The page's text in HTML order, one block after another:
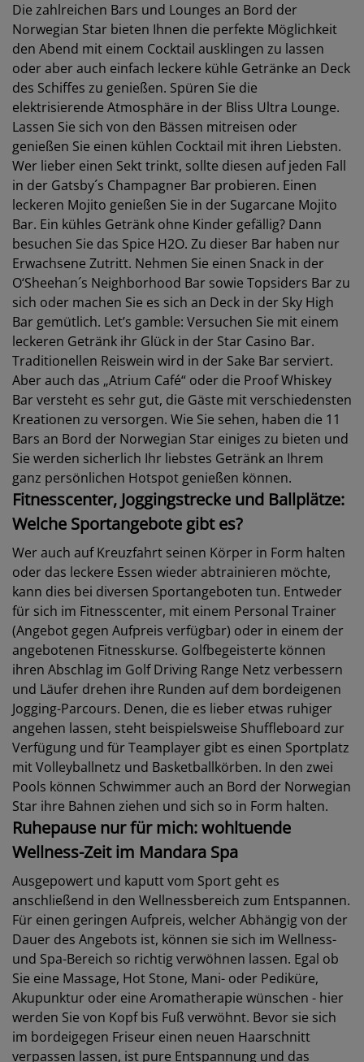
Die zahlreichen Bars und Lounges an Bord der
Norwegian Star bieten Ihnen die perfekte Möglichkeit
den Abend mit einem Cocktail ausklingen zu lassen
oder aber auch einfach leckere kühle Getränke an Deck
des Schiffes zu genießen. Spüren Sie die
elektrisierende Atmosphäre in der Bliss Ultra Lounge.
Lassen Sie sich von den Bässen mitreisen oder
genießen Sie einen kühlen Cocktail mit ihren Liebsten.
Wer lieber einen Sekt trinkt, sollte diesen auf jeden Fall
in der Gatsby´s Champagner Bar probieren. Einen
leckeren Mojito genießen Sie in der Sugarcane Mojito
Bar. Ein kühles Getränk ohne Kinder gefällig? Dann
besuchen Sie das Spice H2O. Zu dieser Bar haben nur
Erwachsene Zutritt. Nehmen Sie einen Snack in der
O‘Sheehan´s Neighborhood Bar sowie Topsiders Bar zu
sich oder machen Sie es sich an Deck in der Sky High
Bar gemütlich. Let’s gamble: Versuchen Sie mit einem
leckeren Getränk ihr Glück in der Star Casino Bar.
Traditionellen Reiswein wird in der Sake Bar serviert.
Aber auch das „Atrium Café“ oder die Proof Whiskey
Bar versteht es sehr gut, die Gäste mit verschiedensten
Kreationen zu versorgen. Wie Sie sehen, haben die 11
Bars an Bord der Norwegian Star einiges zu bieten und
Sie werden sicherlich Ihr liebstes Getränk an Ihrem
ganz persönlichen Hotspot genießen können.
Fitnesscenter, Joggingstrecke und Ballplätze:
Welche Sportangebote gibt es?
Wer auch auf Kreuzfahrt seinen Körper in Form halten
oder das leckere Essen wieder abtrainieren möchte,
kann dies bei diversen Sportangeboten tun. Entweder
für sich im Fitnesscenter, mit einem Personal Trainer
(Angebot gegen Aufpreis verfügbar) oder in einem der
angebotenen Fitnesskurse. Golfbegeisterte können
ihren Abschlag im Golf Driving Range Netz verbessern
und Läufer drehen ihre Runden auf dem bordeigenen
Jogging-Parcours. Denen, die es lieber etwas ruhiger
angehen lassen, steht beispielsweise Shuffleboard zur
Verfügung und für Teamplayer gibt es einen Sportplatz
mit Volleyballnetz und Basketballkörben. In den zwei
Pools können Schwimmer auch an Bord der Norwegian
Star ihre Bahnen ziehen und sich so in Form halten.
Ruhepause nur für mich: wohltuende
Wellness-Zeit im Mandara Spa
Ausgepowert und kaputt vom Sport geht es
anschließend in den Wellnessbereich zum Entspannen.
Für einen geringen Aufpreis, welcher Abhängig von der
Dauer des Angebots ist, können sie sich im Wellness-
und Spa-Bereich so richtig verwöhnen lassen. Egal ob
Sie eine Massage, Hot Stone, Mani- oder Pediküre,
Akupunktur oder eine Aromatherapie wünschen - hier
werden Sie von Kopf bis Fuß verwöhnt. Bevor sie sich
im bordeigegen Friseur einen neuen Haarschnitt
verpassen lassen, ist pure Entspannung und das